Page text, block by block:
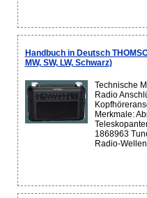
Handbuch in Deutsch
MW, SW, LW, Schwarz)
Technische
Radio
Merkmale:
1868963
Radio-